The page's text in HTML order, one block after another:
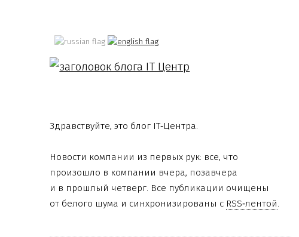
Здравствуйте, это блог IT‑Центра.
Новости компании из первых рук: все, что
произошло в компании вчера, позавчера
и в прошлый четверг. Все публикации очищены
от белого шума и синхронизированы с RSS‑лентой.